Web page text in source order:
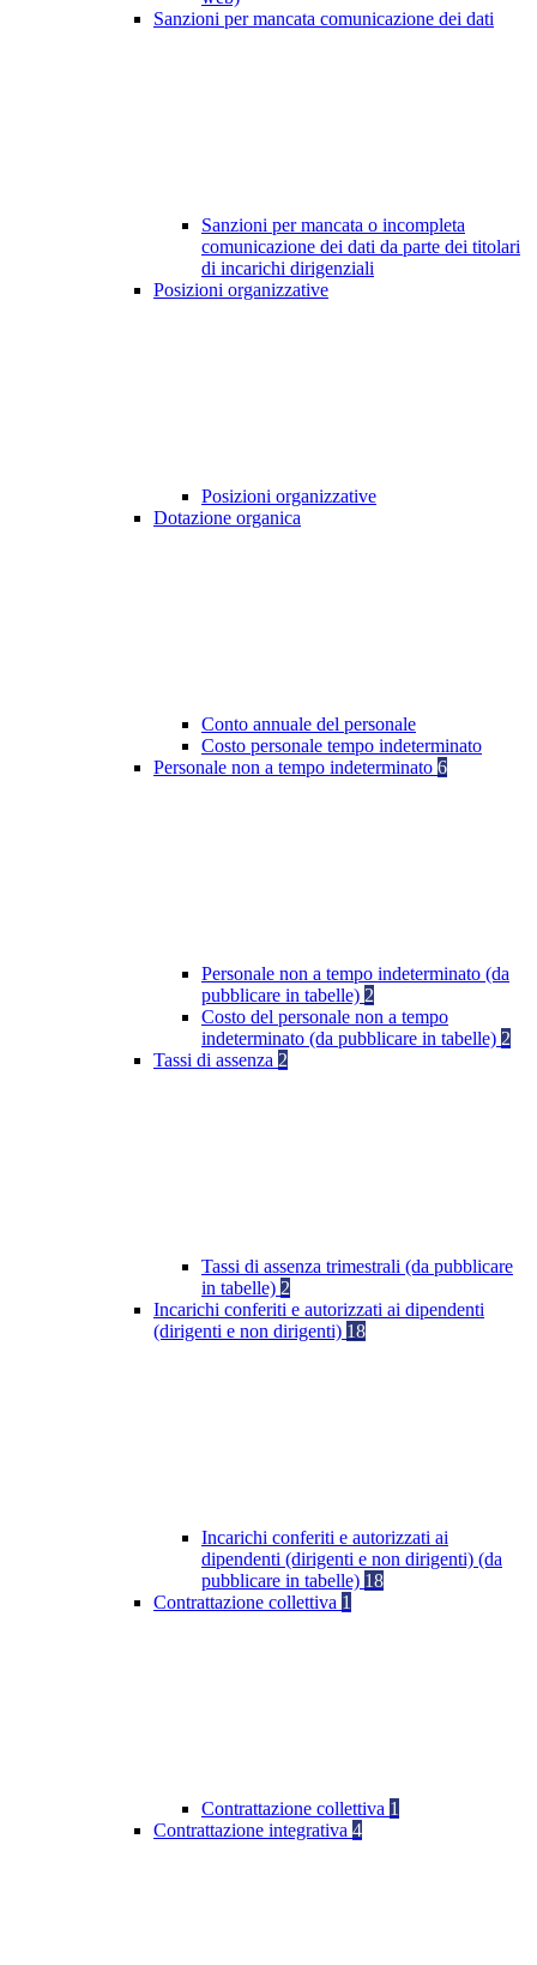
Sanzioni per mancata comunicazione dei dati
Sanzioni per mancata o incompleta
comunicazione dei dati da parte dei titolari
di incarichi dirigenziali
Posizioni organizzative
Posizioni organizzative
Dotazione organica
Conto annuale del personale
Costo personale tempo indeterminato
Personale non a tempo indeterminato 6
Personale non a tempo indeterminato (da
pubblicare in tabelle) 2
Costo del personale non a tempo
indeterminato (da pubblicare in tabelle) 2
Tassi di assenza 2
Tassi di assenza trimestrali (da pubblicare
in tabelle) 2
Incarichi conferiti e autorizzati ai dipendenti
(dirigenti e non dirigenti) 18
Incarichi conferiti e autorizzati ai
dipendenti (dirigenti e non dirigenti) (da
pubblicare in tabelle) 18
Contrattazione collettiva 1
Contrattazione collettiva 1
Contrattazione integrativa 4